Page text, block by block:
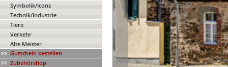
Symbolik/Icons
Technik/Industrie
Tiere
Verkehr
Alte Meister
Gutschein bestellen
Zubehörshop